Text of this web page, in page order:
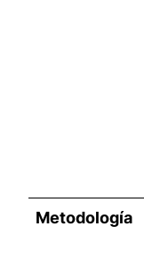
Metodología